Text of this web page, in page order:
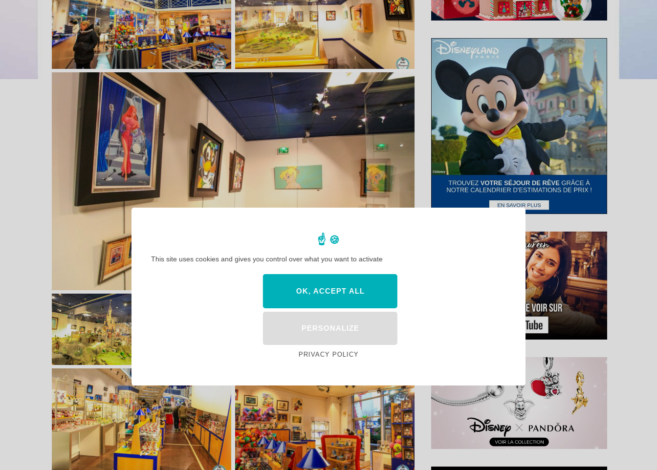
This site uses cookies and gives you control over what you want to activate
OK, ACCEPT ALL
PERSONALIZE
PRIVACY POLICY